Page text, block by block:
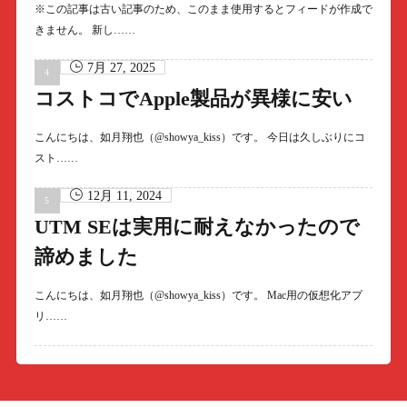
※この記事は古い記事のため、このまま使用するとフィードが作成で
きません。 新し……
7月 27, 2025
コストコでApple製品が異様に安い
こんにちは、如月翔也（@showya_kiss）です。 今日は久しぶりにコ
スト……
12月 11, 2024
UTM SEは実用に耐えなかったので
諦めました
こんにちは、如月翔也（@showya_kiss）です。 Mac用の仮想化アプ
リ……